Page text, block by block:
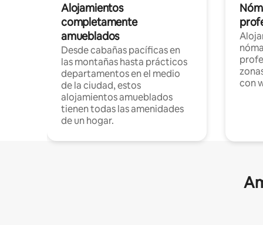
Alojamientos
completamente
amueblados
Desde cabañas pacíficas en
las montañas hasta prácticos
departamentos en el medio
de la ciudad, estos
alojamientos amueblados
tienen todas las amenidades
de un hogar.
con